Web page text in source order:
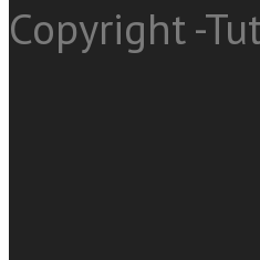
Copyright -